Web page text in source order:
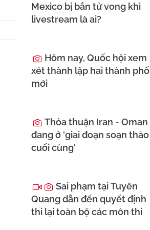
Mexico bị bắn tử vong khi
livestream là ai?
Hôm nay, Quốc hội xem
xét thành lập hai thành phố
mới
Thỏa thuận Iran - Oman
đang ở 'giai đoạn soạn thảo
cuối cùng'
Sai phạm tại Tuyên
Quang dẫn đến quyết định
thi lại toàn bộ các môn thi